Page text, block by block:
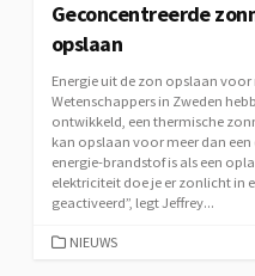
Geconcentreerde
opslaan
Energie uit de zon opslaan
Wetenschappers in Zweden
ontwikkeld, een thermische
kan opslaan voor meer dan
energie-brandstof is als een
elektriciteit doe je er zonlicht in
geactiveerd”, legt Jeffrey...
CATEGORIEËN
NIEUWS